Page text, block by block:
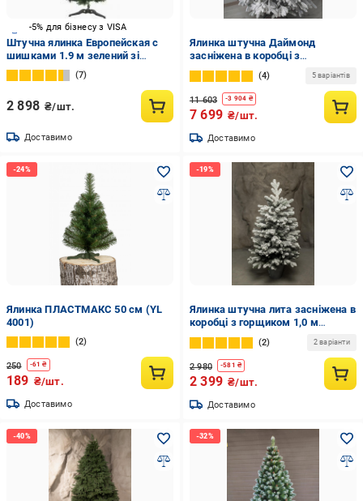
-5% для бізнесу з VISA
Штучна ялинка Европейская с
шишками 1.9 м зелений зі
сріблястим
7
2 898 ₴/шт.
Доставимо
Ялинка штучна Даймонд
засніжена в коробці з
підставкою 2,50 м Зелений
4 5 варіантів
11 603 -3 904 ₴
7 699 ₴/шт.
Доставимо
Ялинка ПЛАСТМАКС 50 см (YL
4001)
2
250 -61 ₴
189 ₴/шт.
Доставимо
Ялинка штучна лита засніжена в
коробці з горщиком 1,0 м
Зелений
2 2 варіанти
2 980 -581 ₴
2 399 ₴/шт.
Доставимо